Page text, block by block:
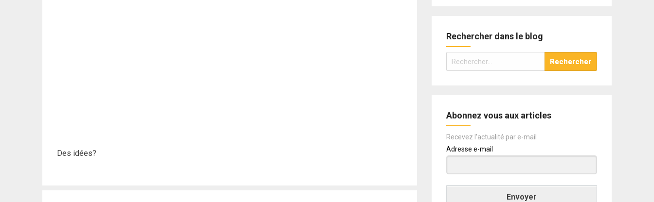
Des idées?
Rechercher dans le blog
Rechercher :
Abonnez vous aux articles
Recevez l'actualité par e-mail
Adresse e-mail
Envoyer